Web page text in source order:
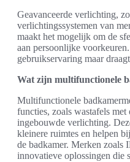
Geavanceerde verlichting,
verlichtingssystemen van
maakt het mogelijk om de
aan persoonlijke
gebruikservaring maar
Wat zijn multifunctionele
Multifunctionele
functies, zoals wastafels met
ingebouwde verlichting.
kleinere ruimtes en helpen
de badkamer. Merken
innovatieve oplossingen die